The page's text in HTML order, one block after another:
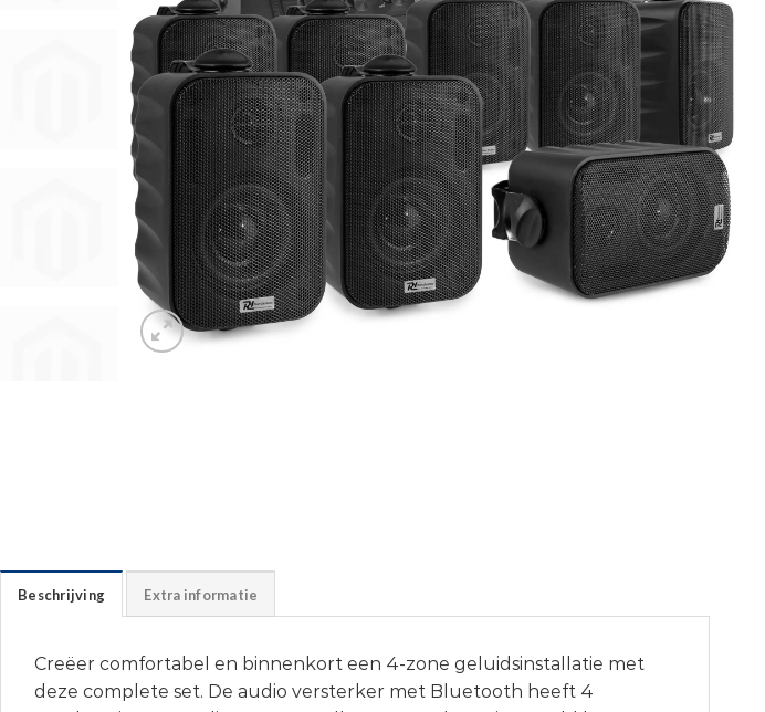
Beschrijving Extra informatie
Creëer comfortabel en binnenkort een 4-zone geluidsinstallatie met
deze complete set. De audio versterker met Bluetooth heeft 4